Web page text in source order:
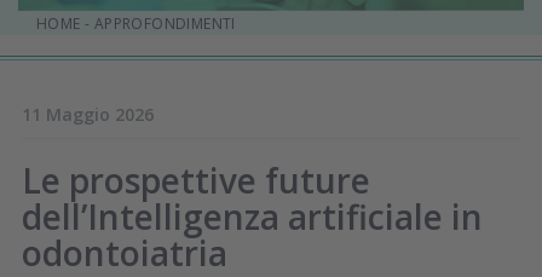
HOME - APPROFONDIMENTI
11 Maggio 2026
Le prospettive future
dell’Intelligenza artificiale in
odontoiatria